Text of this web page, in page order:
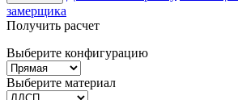
замерщика
Получить расчет
Выберите конфигурацию
Выберите материал